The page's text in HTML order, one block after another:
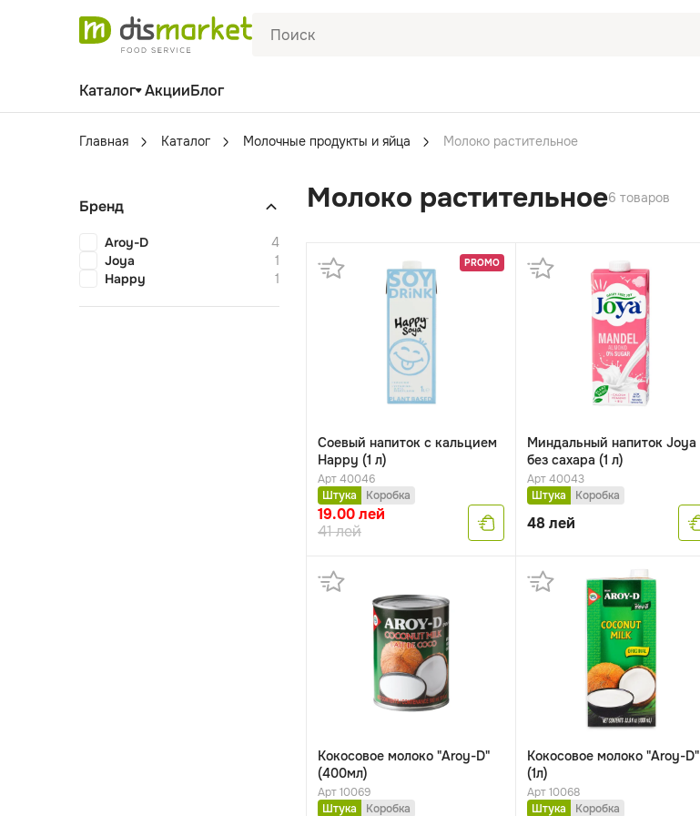
Каталог АкцииБлог
Главная Каталог Молочные продукты и яйца Молоко растительное
Бренд
Aroy-D
4
Joya
1
Happy
1
Молоко растительное6 товаров
PROMO
Соевый напиток с кальцием
Happy (1 л)
Арт 40046
Штука
Коробка
19.00лей
41лей
Миндальный напиток Joya
без сахара (1 л)
Арт 40043
Штука
Коробка
48лей
Кокосовое молоко "Aroy-D"
(400мл)
Арт 10069
Штука
Коробка
Кокосовое молоко "Aroy-D"
(1л)
Арт 10068
Штука
Коробка